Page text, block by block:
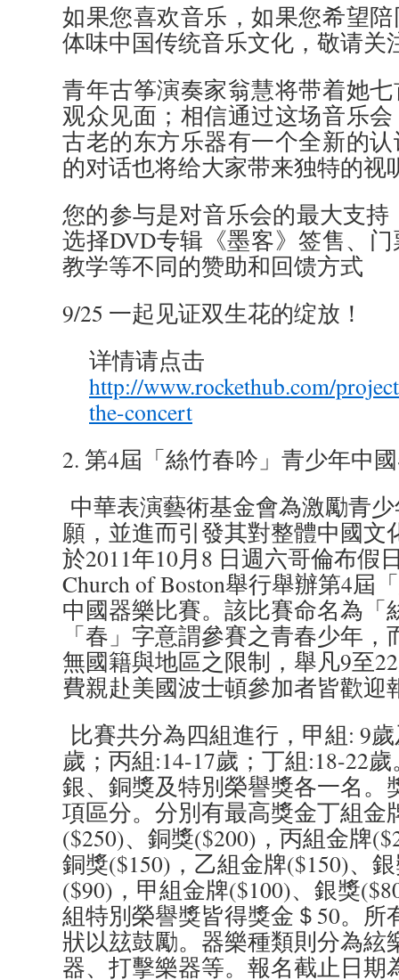
如果您喜欢音乐，如果您希望
体味中国传统音乐文化，敬请关
青年古筝演奏家翁慧将带着她
观众见面；相信通过这场音乐
古老的东方乐器有一个全新的
的对话也将给大家带来独特的视
您的参与是对音乐会的最大支
选择DVD专辑《墨客》签售、
教学等不同的赞助和回馈方式
9/25 一起见证双生花的绽放！
详情请点击
http://www.rockethub.com/
the-concert
2. 第4屆「絲竹春吟」青少年中
中華表演藝術基金會為激勵青
願，並進而引發其對整體中國文
於2011年10月8 日週六哥倫布假
Church of Boston舉行舉辦第4屆
中國器樂比賽。該比賽命名為「
「春」字意謂參賽之青春少年
無國籍與地區之限制，舉凡9至
費親赴美國波士頓參加者皆歡迎
比賽共分為四組進行，甲組: 9
歲；丙組:14-17歲；丁組:18-22
銀、銅獎及特別榮譽獎各一名。
項區分。分別有最高獎金丁組金
($250)、銅獎($200)，丙組金牌
銅獎($150)，乙組金牌($150)、
($90)，甲組金牌($100)、銀獎
組特別榮譽獎皆得獎金＄50。所
狀以玆鼓勵。器樂種類則分為絃
器、打擊樂器等。報名截止日期